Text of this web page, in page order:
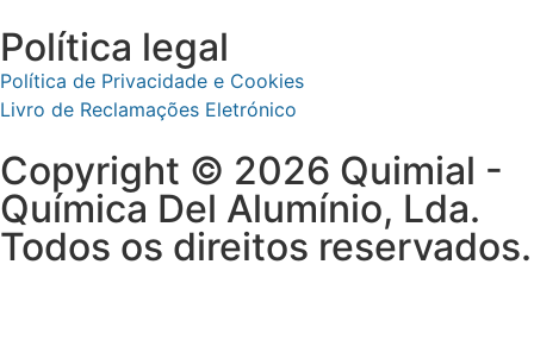
Política legal
Política de Privacidade e Cookies
Livro de Reclamações Eletrónico
Copyright © 2026 Quimial -
Química Del Alumínio, Lda.
Todos os direitos reservados.